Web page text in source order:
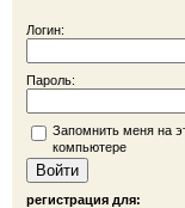
Логин:
Пароль:
Запомнить меня на
компьютере
регистрация для: